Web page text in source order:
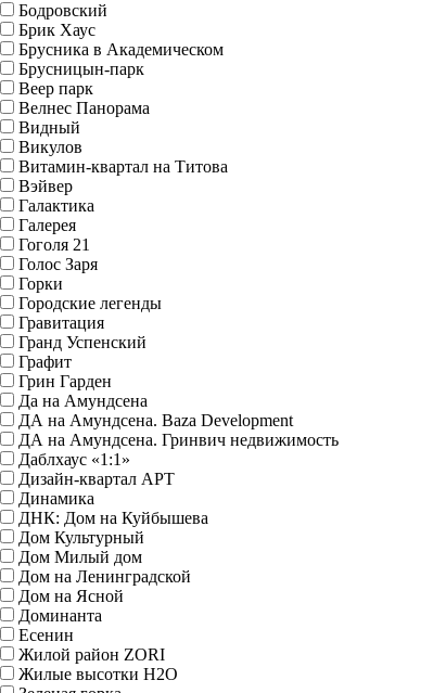
Бодровский
Брик Хаус
Брусника в Академическом
Брусницын-парк
Веер парк
Велнес Панорама
Видный
Викулов
Витамин-квартал на Титова
Вэйвер
Галактика
Галерея
Гоголя 21
Голос Заря
Горки
Городские легенды
Гравитация
Гранд Успенский
Графит
Грин Гарден
Да на Амундсена
ДА на Амундсена. Baza Development
ДА на Амундсена. Гринвич недвижимость
Даблхаус «1:1»
Дизайн-квартал АРТ
Динамика
ДНК: Дом на Куйбышева
Дом Культурный
Дом Милый дом
Дом на Ленинградской
Дом на Ясной
Доминанта
Есенин
Жилой район ZORI
Жилые высотки H2O